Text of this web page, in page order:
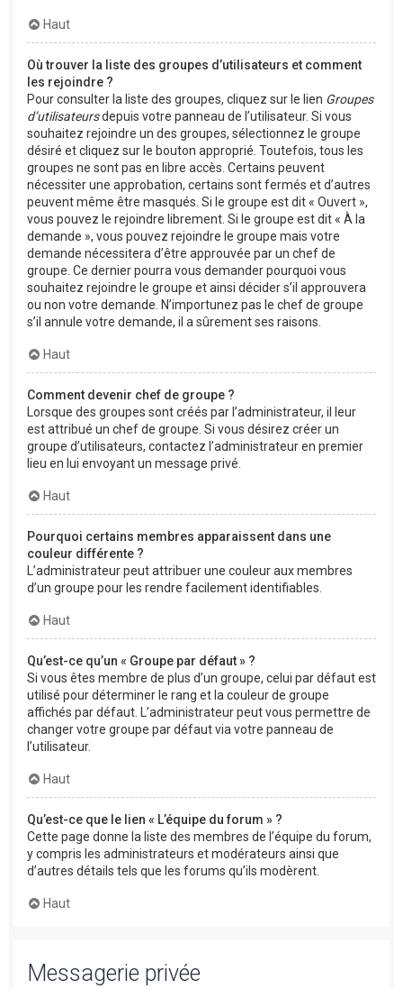
Haut
Où trouver la liste des groupes d’utilisateurs et comment
les rejoindre ?
Pour consulter la liste des groupes, cliquez sur le lien Groupes
d’utilisateursdepuis votre panneau de l’utilisateur. Si vous
souhaitez rejoindre un des groupes, sélectionnez le groupe
désiré et cliquez sur le bouton approprié. Toutefois, tous les
groupes ne sont pas en libre accès. Certains peuvent
nécessiter une approbation, certains sont fermés et d’autres
peuvent même être masqués. Si le groupe est dit « Ouvert »,
vous pouvez le rejoindre librement. Si le groupe est dit « À la
demande », vous pouvez rejoindre le groupe mais votre
demande nécessitera d’être approuvée par un chef de
groupe. Ce dernier pourra vous demander pourquoi vous
souhaitez rejoindre le groupe et ainsi décider s’il approuvera
ou non votre demande. N’importunez pas le chef de groupe
s’il annule votre demande, il a sûrement ses raisons.
Haut
Comment devenir chef de groupe ?
Lorsque des groupes sont créés par l’administrateur, il leur
est attribué un chef de groupe. Si vous désirez créer un
groupe d’utilisateurs, contactez l’administrateur en premier
lieu en lui envoyant un message privé.
Haut
Pourquoi certains membres apparaissent dans une
couleur différente ?
L’administrateur peut attribuer une couleur aux membres
d’un groupe pour les rendre facilement identifiables.
Haut
Qu’est-ce qu’un « Groupe par défaut » ?
Si vous êtes membre de plus d’un groupe, celui par défaut est
utilisé pour déterminer le rang et la couleur de groupe
affichés par défaut. L’administrateur peut vous permettre de
changer votre groupe par défaut via votre panneau de
l’utilisateur.
Haut
Qu’est-ce que le lien « L’équipe du forum » ?
Cette page donne la liste des membres de l’équipe du forum,
y compris les administrateurs et modérateurs ainsi que
d’autres détails tels que les forums qu’ils modèrent.
Haut
Messagerie privée